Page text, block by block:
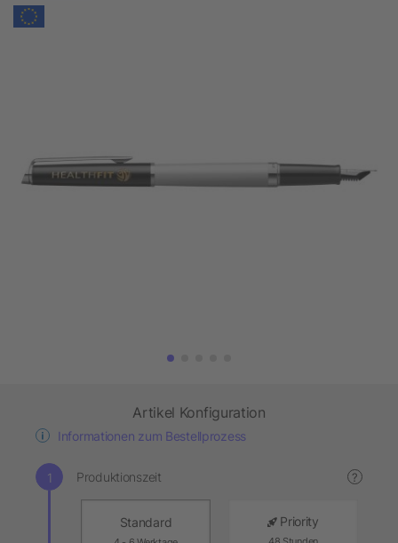
Artikel Konfiguration
Informationen zum Bestellprozess
Produktionszeit ?
Standard Priority